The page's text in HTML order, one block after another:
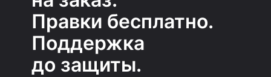
Правки бесплатно.
Поддержка
до защиты.